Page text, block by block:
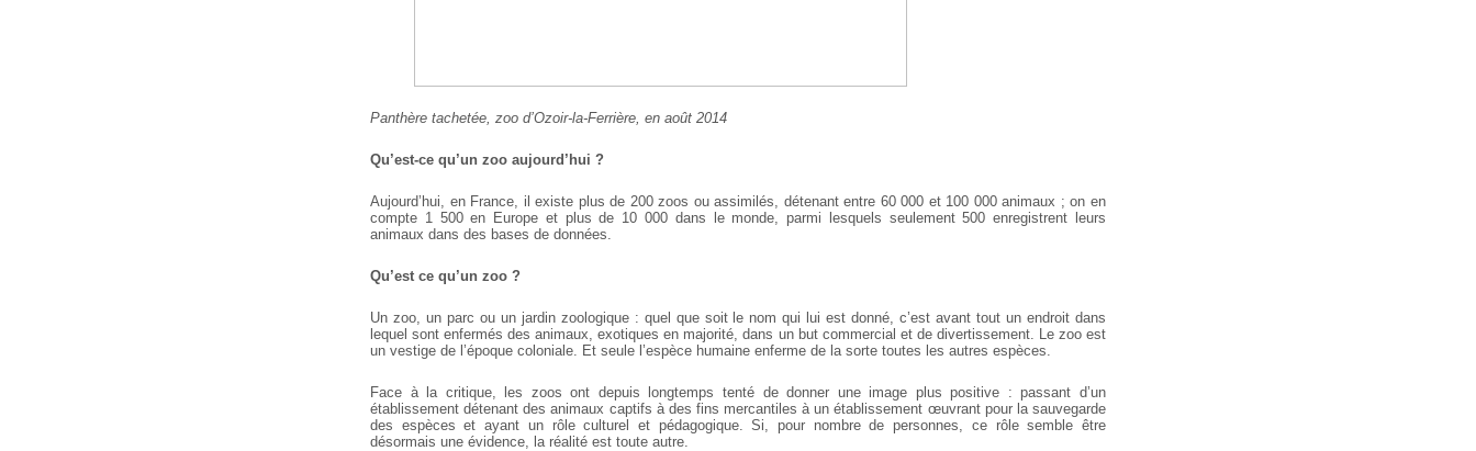
Panthère tachetée, zoo d’Ozoir-la-Ferrière, en août 2014
Qu’est-ce qu’un zoo aujourd’hui ?
Aujourd’hui, en France, il existe plus de 200 zoos ou assimilés, détenant entre 60 000 et 100 000 animaux ; on en
compte 1 500 en Europe et plus de 10 000 dans le monde, parmi lesquels seulement 500 enregistrent leurs
animaux dans des bases de données.
Qu’est ce qu’un zoo ?
Un zoo, un parc ou un jardin zoologique : quel que soit le nom qui lui est donné, c’est avant tout un endroit dans
lequel sont enfermés des animaux, exotiques en majorité, dans un but commercial et de divertissement. Le zoo est
un vestige de l’époque coloniale. Et seule l’espèce humaine enferme de la sorte toutes les autres espèces.
Face à la critique, les zoos ont depuis longtemps tenté de donner une image plus positive : passant d’un
établissement détenant des animaux captifs à des fins mercantiles à un établissement œuvrant pour la sauvegarde
des espèces et ayant un rôle culturel et pédagogique. Si, pour nombre de personnes, ce rôle semble être
désormais une évidence, la réalité est toute autre.